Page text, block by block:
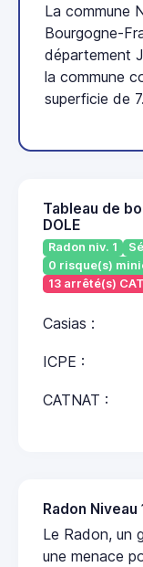
La commune
Bourgogne-
département
la commune
superficie de
Tableau de
DOLE
Radon niv. 1
0 risque(s)
13 arrêté(s)
Casias :
ICPE :
CATNAT :
Radon Niveau
Le Radon, un
une menace